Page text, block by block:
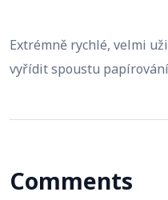
Extrémně rychlé, velmi
vyřídit spoustu
Comments